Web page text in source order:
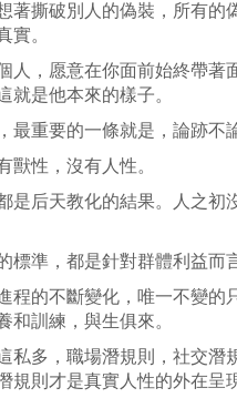
著撕破別人的偽裝，所有的
實。
人，愿意在你面前始終帶著
就是他本來的樣子。
最重要的一條就是，論跡不
獸性，沒有人性。
是后天教化的結果。人之初
標準，都是針對群體利益而
程的不斷變化，唯一不變的
和訓練，與生俱來。
私多，職場潛規則，社交潛
規則才是真實人性的外在呈